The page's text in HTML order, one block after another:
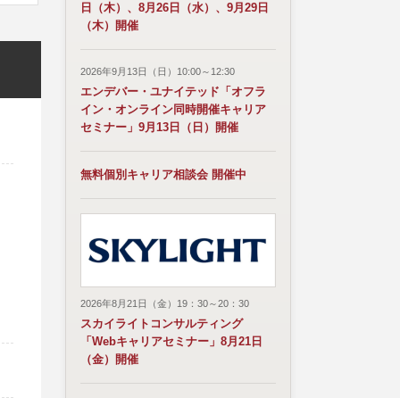
日（木）、8月26日（水）、9月29日
（木）開催
2026年9月13日（日）10:00～12:30
エンデバー・ユナイテッド「オフラ
イン・オンライン同時開催キャリア
セミナー」9月13日（日）開催
無料個別キャリア相談会 開催中
2026年8月21日（金）19：30～20：30
スカイライトコンサルティング
「Webキャリアセミナー」8月21日
（金）開催